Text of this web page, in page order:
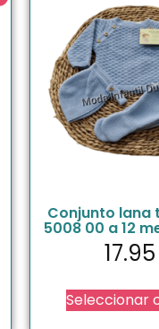
Conjunto lana
5008 00 a 12
17.95
Seleccionar